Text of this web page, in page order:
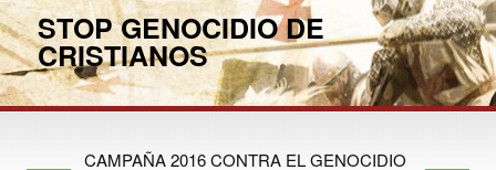
STOP GENOCIDIO DE
CRISTIANOS
CAMPAÑA 2016 CONTRA EL GENOCIDIO